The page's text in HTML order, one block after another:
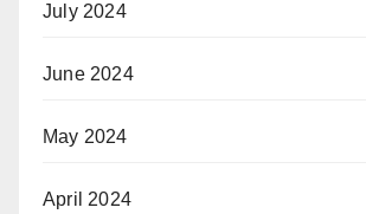
July 2024
June 2024
May 2024
April 2024